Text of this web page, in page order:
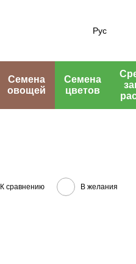
Рус
Семена
овощей
Семена
цветов
К сравнению В желания